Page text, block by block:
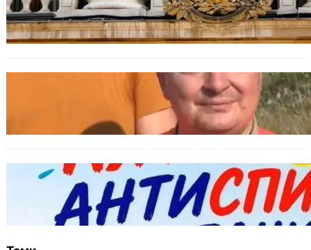
Дрон навлезе в България край границата с
Румъния
МЗХ: Ловните билети ще могат да се
издават онлайн
БЪЛГАРИЯ
Варна предлага безплатни и анонимни
тестове за ХИВ и други инфекции през
август